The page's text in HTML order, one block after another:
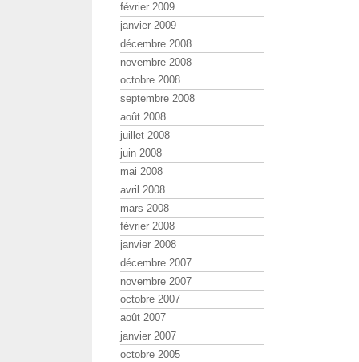
février 2009
janvier 2009
décembre 2008
novembre 2008
octobre 2008
septembre 2008
août 2008
juillet 2008
juin 2008
mai 2008
avril 2008
mars 2008
février 2008
janvier 2008
décembre 2007
novembre 2007
octobre 2007
août 2007
janvier 2007
octobre 2005